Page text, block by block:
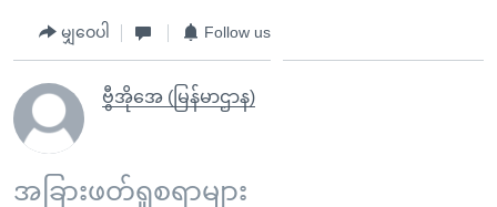
မျှဝေပါ Follow us
ဗွီအိုအေ (မြန်မာဌာန)
အခြားဖတ်ရှုစရာများ